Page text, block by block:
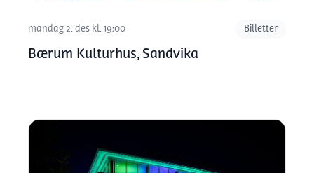
mandag 2. des kl. 19:00 Billetter
Bærum Kulturhus, Sandvika